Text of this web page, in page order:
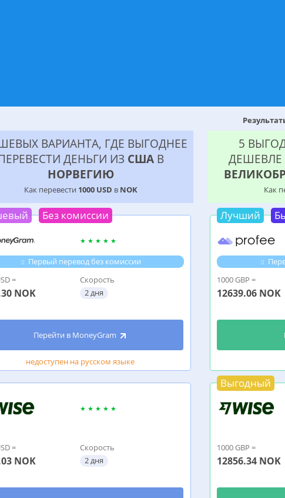
ВАРИАНТА, ГДЕ ВЫГОДНЕЕ
ДЕНЬГИ ИЗ СШАВ
НОРВЕГИЮ
Как перевести 1000 USD в NOK
Без комиссии
Первый перевод без комиссии
=
NOK
Скорость
2 дня
Перейти в MoneyGram
недоступен на русском языке
=
NOK
Скорость
2 дня
5
ДЕШЕВЛЕ
Как
Лучший
1000 GBP =
12639.06 NOK
Выгодный
1000 GBP =
12856.34 NOK